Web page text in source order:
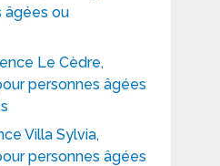
âgées ou
Le Cèdre,
personnes âgées
Villa Sylvia,
personnes âgées